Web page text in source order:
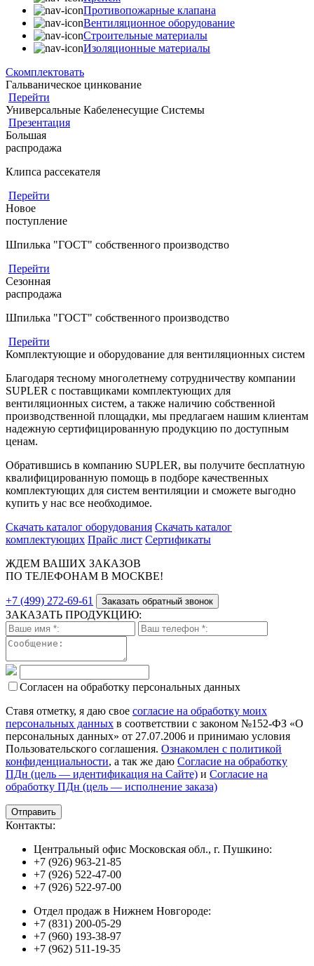
Противопожарные клапана
Вентиляционное оборудование
Строительные материалы
Изоляционные материалы
Скомплектовать
Гальваническое цинкование
Перейти
Универсальные Кабеленесущие Системы
Презентация
Большая
распродажа
Клипса рассекателя
Перейти
Новое
поступление
Шпилька "ГОСТ" собственного производство
Перейти
Сезонная
распродажа
Шпилька "ГОСТ" собственного производство
Перейти
Комплектующие и оборудование для вентиляционных систем
Благодаря тесному многолетнему сотрудничеству компании
SUPLER с поставщиками комплектующих для
вентиляционных систем, а также наличию собственной
производственной площадки, мы предлагаем нашим клиентам
надежную сертифицированную продукцию по доступным
ценам.
Обратившись в компанию SUPLER, вы получите бесплатную
квалифицированную помощь в подборе качественных
комплектующих для систем вентиляции и сможете выгодно
купить у нас все необходимое.
Скачать каталог оборудования Скачать каталог
комплектующих Прайс лист Сертификаты
ЖДЕМ ВАШИХ ЗАКАЗОВ
ПО ТЕЛЕФОНАМ В МОСКВЕ!
+7 (499) 272-69-61 Заказать обратный звонок
ЗАКАЗАТЬ ПРОДУКЦИЮ:
Согласен на обработку персональных данных
Ставя отметку, я даю свое согласие на обработку моих
персональных данных в соответствии с законом №152-ФЗ «О
персональных данных» от 27.07.2006 и принимаю условия
Пользовательского соглашения. Ознакомлен с политикой
конфиденциальности, а так же даю Согласие на обработку
ПДн (цель — идентификация на Сайте) и Согласие на
обработку ПДн (цель — исполнение заказа)
Контакты:
Центральный офис Московская обл., г. Пушкино:
+7 (926) 963-21-85
+7 (926) 522-47-00
+7 (926) 522-97-00
Отдел продаж в Нижнем Новгороде:
+7 (831) 200-05-29
+7 (960) 193-38-97
+7 (962) 511-19-35